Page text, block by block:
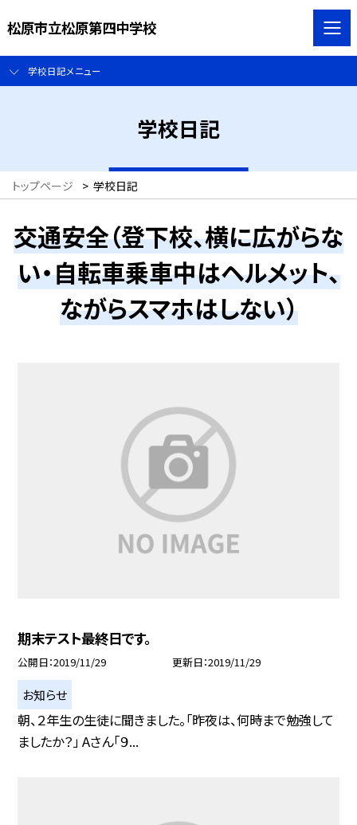
松原市立松原第四中学校
学校日記メニュー
学校日記
トップページ > 学校日記
交通安全（登下校、横に広がらな
い・自転車乗車中はヘルメット、
ながらスマホはしない）
期末テスト最終日です。
公開日 2019/11/29 更新日 2019/11/29
お知らせ
朝、２年生の生徒に聞きました。「昨夜は、何時まで勉強して
ましたか？」 Aさん「９...